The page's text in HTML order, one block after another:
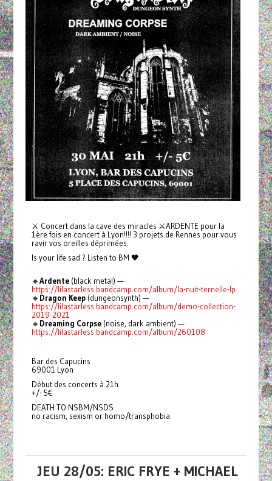
⚔ Concert dans la cave des miracles ⚔ARDENTE pour la
1ère fois en concert à Lyon!!!! 3 projets de Rennes pour vous
ravir vos oreilles déprimées.
Is your life sad ? Listen to BM 🖤
🔸Ardente(black metal) —
https://lilastarless.bandcamp.com/album/la-nuit-ternelle-lp
🔸 Dragon Keep(dungeonsynth) —
https://lilastarless.bandcamp.com/album/demo-collection-
2019-2021
🔸 Dreaming Corpse(noise, dark ambient) —
https://lilastarless.bandcamp.com/album/260108
Bar des Capucins
69001 Lyon
Début des concerts à 21h
+/- 5€
DEATH TO NSBM/NSDS
no racism, sexism or homo/transphobia
JEU 28/05: ERIC FRYE + MICHAEL